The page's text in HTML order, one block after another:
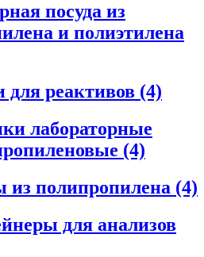
посуда из
и полиэтилена
для реактивов (4)
лабораторные
(4)
из полипропилена (4)
для анализов